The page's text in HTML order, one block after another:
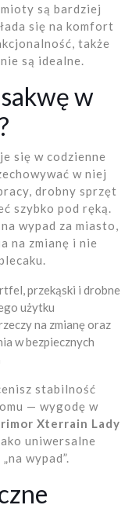
są bardziej
się na komfort
także
są idealne.
w
się w codzienne
w niej
drobny sprzęt
szybko pod ręką.
wypad za miasto,
na zmianę i nie
przekąski i drobne
użytku
na zmianę oraz
w bezpiecznych
stabilność
— wygodę w
Xterrain Lady
uniwersalne
wypad”.